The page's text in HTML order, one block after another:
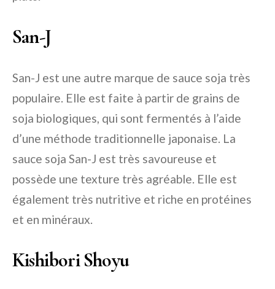
San-J
San-J est une autre marque de sauce soja très
populaire. Elle est faite à partir de grains de
soja biologiques, qui sont fermentés à l’aide
d’une méthode traditionnelle japonaise. La
sauce soja San-J est très savoureuse et
possède une texture très agréable. Elle est
également très nutritive et riche en protéines
et en minéraux.
Kishibori Shoyu